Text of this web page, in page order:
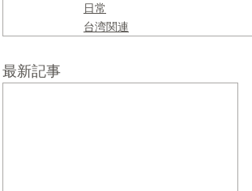
日常
台湾関連
最新記事